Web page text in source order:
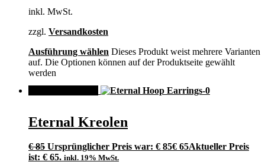
inkl. MwSt.
zzgl. Versandkosten
Ausführung wählen Dieses Produkt weist mehrere Varianten
auf. Die Optionen können auf der Produktseite gewählt
werden
Eternal Kreolen
€85 Ursprünglicher Preis war: € 85€ 65Aktueller Preis
ist: € 65. inkl. 19% MwSt.